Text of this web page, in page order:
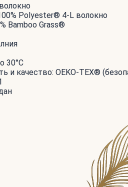
Polyester® 4-L волокно
Bamboo Grass®
30°С
и качество: OEKO-TEX®